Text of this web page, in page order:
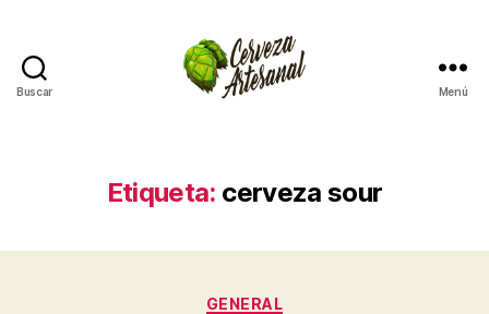
Buscar
artesanal
en
Menú
Etiqueta: cerveza sour
Categorías
GENERAL